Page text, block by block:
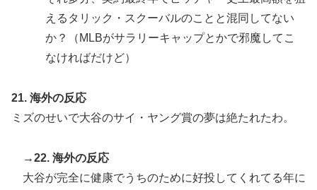
えるタリック・スクーバルのことと混同してない
か？（MLBがサラリーキャップとかで邪魔してこ
なければだけど）
21. 海外の反応
ミズのせいで大谷のサイ・ヤング賞の夢は絶たれたわ。
→22. 海外の反応
大谷が完全に健康でうちのために好投してくれてる年に